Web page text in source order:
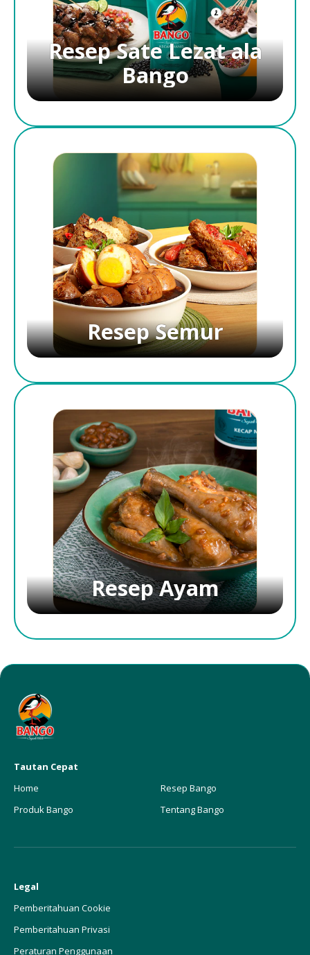
Resep Sate Lezat ala
Bango
Resep Semur
Resep Ayam
Tautan Cepat
Home
Produk Bango
Resep Bango
Tentang Bango
Legal
Pemberitahuan Cookie
Pemberitahuan Privasi
Peraturan Penggunaan